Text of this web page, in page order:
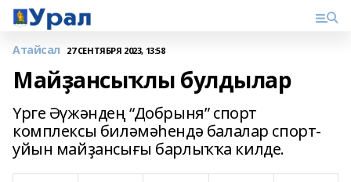
Атайсал 27 СЕНТЯБРЯ 2023, 13:58
Майҙансыҡлы булдылар
Үрге Әүжәндең “Добрыня” спорт
комплексы биләмәһендә балалар спорт-
уйын майҙансығы барлыҡҡа килде.